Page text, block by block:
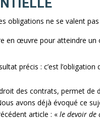
obligations ne se valent pas
en œuvre pour atteindre un
précis : c’est l’obligation
des contrats, permet
avons déjà évoqué ce
article : «le devoir de